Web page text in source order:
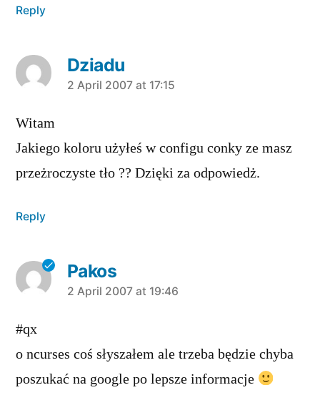
Reply
Dziadu
says:
2 April 2007 at 17:15
Witam
Jakiego koloru użyłeś w configu conky ze masz
przeżroczyste tło ?? Dzięki za odpowiedż.
Reply
Pakos
says:
2 April 2007 at 19:46
#qx
o ncurses coś słyszałem ale trzeba będzie chyba
poszukać na google po lepsze informacje